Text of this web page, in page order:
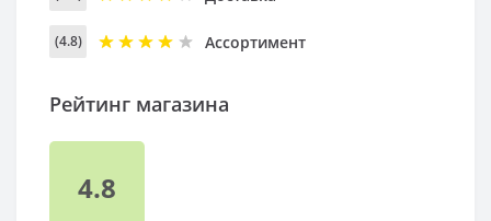
Рейтинг магазина
4.8
Ассортимент
(4.8)